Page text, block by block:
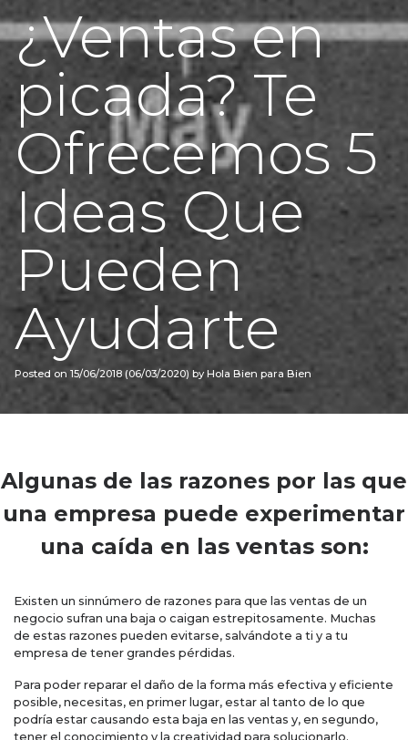
¿Ventas en
picada? Te
Ofrecemos 5
Ideas Que
Pueden
Ayudarte
Posted on 15/06/2018 (06/03/2020) by Hola Bien para Bien
Algunas de las razones por las que
una empresa puede experimentar
una caída en las ventas son:
Existen un sinnúmero de razones para que las ventas de un
negocio sufran una baja o caigan estrepitosamente. Muchas
de estas razones pueden evitarse, salvándote a ti y a tu
empresa de tener grandes pérdidas.
Para poder reparar el daño de la forma más efectiva y eficiente
posible, necesitas, en primer lugar, estar al tanto de lo que
podría estar causando esta baja en las ventas y, en segundo,
tener el conocimiento y la creatividad para solucionarlo.